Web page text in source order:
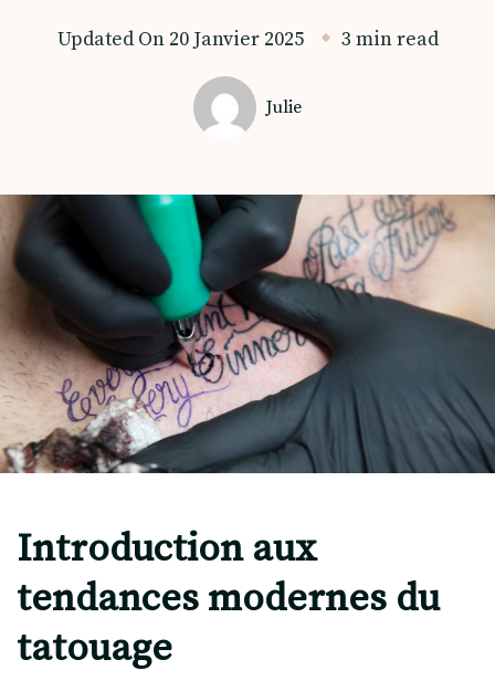
Updated On 20 Janvier 2025 3 min read
Julie
Introduction aux
tendances modernes du
tatouage